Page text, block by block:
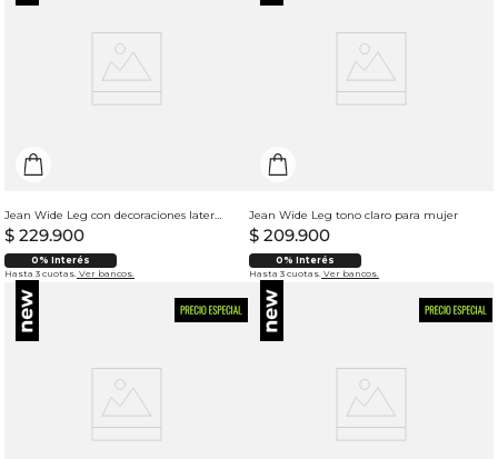
Jean Wide Leg con decoraciones laterales para mujer
$ 229.900
0% Interés
Hasta 3 cuotas. Ver bancos.
Jean Wide Leg tono claro para mujer
$ 209.900
0% Interés
Hasta 3 cuotas. Ver bancos.